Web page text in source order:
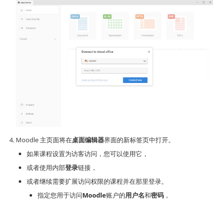
Moodle 主页面将在桌面编辑器界面的新标签页中打开。
如果课程设置为访客访问，您可以使用它，
或者使用内部登录链接，
或者继续需要扩展访问权限的课程并在那里登录。
指定您用于访问Moodle账户的用户名和密码 ，